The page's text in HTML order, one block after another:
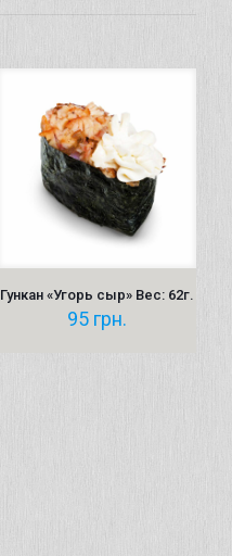
Гункан «Угорь сыр» Вес: 62г.
95 грн.